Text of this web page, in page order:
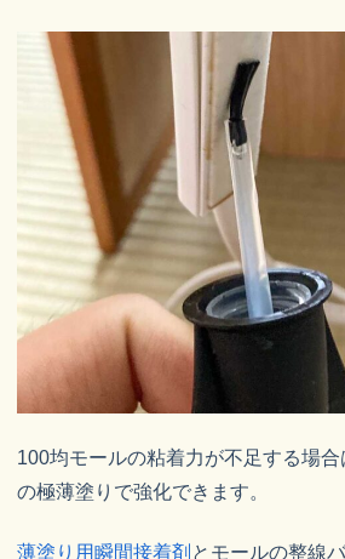
100均モールの粘着力が不足する場
の極薄塗りで強化できます。
薄塗り用瞬間接着剤 とモールの整線